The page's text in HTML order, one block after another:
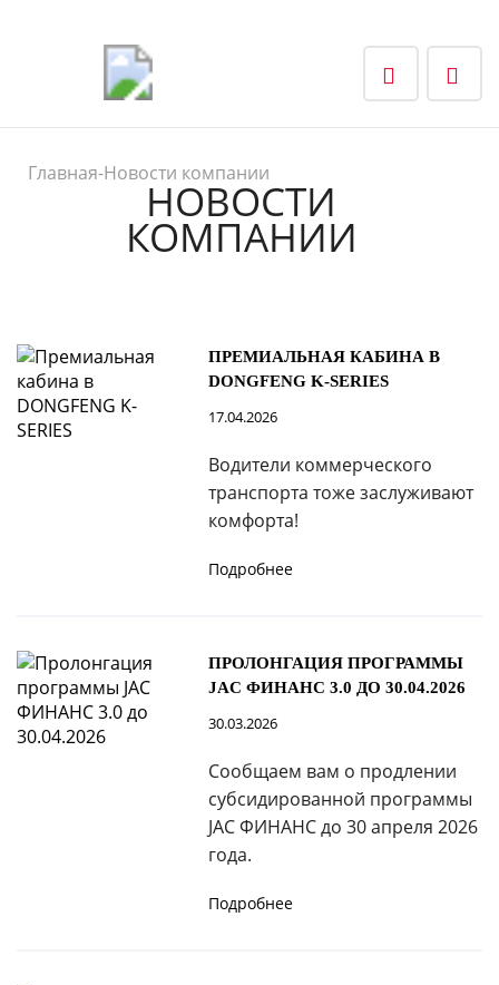
Главная-Новости компании
НОВОСТИ
КОМПАНИИ
ПРЕМИАЛЬНАЯ КАБИНА В
DONGFENG K-SERIES
17.04.2026
Водители коммерческого
транспорта тоже заслуживают
комфорта!
Подробнее
ПРОЛОНГАЦИЯ ПРОГРАММЫ
JAC ФИНАНС 3.0 ДО 30.04.2026
30.03.2026
Сообщаем вам о продлении
субсидированной программы
JAC ФИНАНС до 30 апреля 2026
года.
Подробнее